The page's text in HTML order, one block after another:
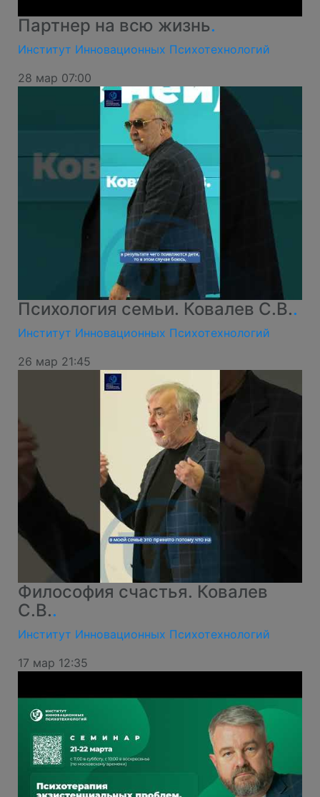
Партнер на всю жизнь.
Институт Инновационных Психотехнологий
28 мар 07:00
Психология семьи. Ковалев С.В..
Институт Инновационных Психотехнологий
26 мар 21:45
Философия счастья. Ковалев
С.В..
Институт Инновационных Психотехнологий
17 мар 12:35